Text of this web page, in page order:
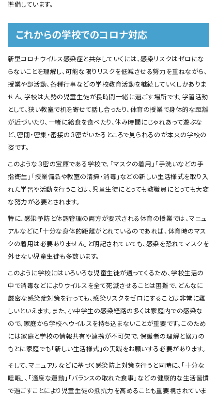
準備しています。
これからの学校でのコロナ対応
新型コロナウイルス感染症と共存していくには、感染リスクはゼロにな
らないことを理解し、可能な限りリスクを低減させる努力を重ねながら、
授業や部活動、各種行事などの学校教育活動を継続していくしかありま
せん。学校は大勢の児童生徒が長時間一緒に過ごす場所です。学習活動
として、狭い教室で机を寄せて話し合ったり、体育の授業で身体的な距離
が近づいたり、一緒に給食を食べたり、休み時間にじゃれあって遊ぶな
ど、密閉・密集・密接の３密がいたるところで見られるのが本来の学校の
姿です。
このような３密の宝庫である学校で、「マスクの着用」「手洗いなどの手
指衛生」「授業備品や教室の清掃・消毒」などの新しい生活様式を取り入
れた学習や活動を行うことは、児童生徒にとっても教職員にとっても大変
な努力が必要とされます。
特に、感染予防と体調管理の両方が要求される体育の授業では、マニュ
アルなどに「十分な身体的距離がとれているのであれば、体育時のマス
クの着用は必要ありません」と明記されていても、感染を恐れてマスクを
外せない児童生徒も多数います。
このように学校にはいろいろな児童生徒が通ってくるため、学校生活の
中で消毒などによりウイルスを全て死滅させることは困難で、どんなに
厳密な感染症対策を行っても、感染リスクをゼロにすることは非常に難
しいといえます。また、小中学生の感染経路の多くは家庭内での感染な
ので、家庭から学校へウイルスを持ち込まないことが重要です。このため
には家庭と学校の情報共有や連携が不可欠で、保護者の理解と協力の
もとに家庭でも「新しい生活様式」の実践をお願いする必要があります。
そして、マニュアルなどに基づく感染防止対策を行うと同時に、「十分な
睡眠」、「適度な運動」「バランスの取れた食事」などの健康的な生活習慣
で過ごすことにより児童生徒の抵抗力を高めることも重要視されていま